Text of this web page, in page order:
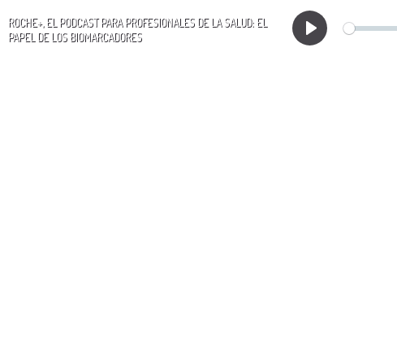
ROCHE+, EL PODCAST PARA PROFESIONALES DE LA SALUD: EL
PAPEL DE LOS BIOMARCADORES
Play